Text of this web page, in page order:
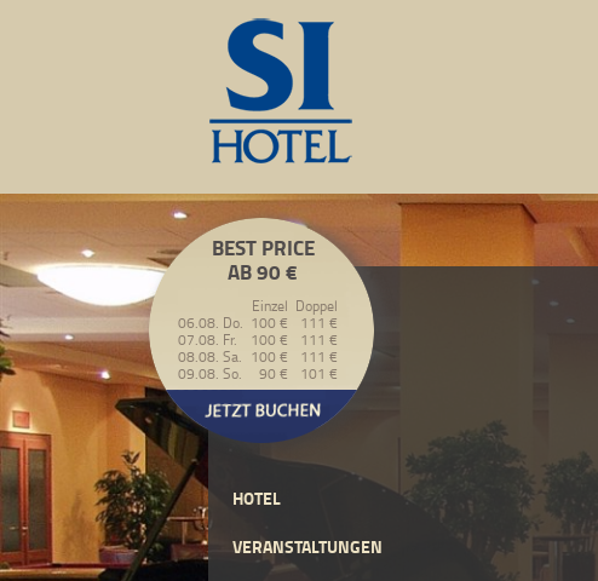
BEST PRICE
AB 90 €
Einzel Doppel
06.08. Do. 100 €
111 €
07.08. Fr.
100 €
111 €
08.08. Sa. 100 €
111 €
09.08. So.
90 € 101 €
HOTEL
VERANSTALTUNGEN